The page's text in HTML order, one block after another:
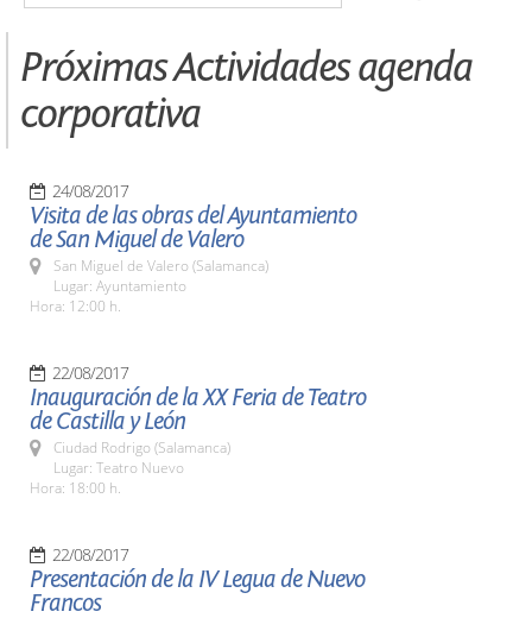
Próximas Actividades agenda
corporativa
24/08/2017
Visita de las obras del Ayuntamiento
de San Miguel de Valero
San Miguel de Valero (Salamanca)
Lugar: Ayuntamiento
Hora: 12:00 h.
22/08/2017
Inauguración de la XX Feria de Teatro
de Castilla y León
Ciudad Rodrigo (Salamanca)
Lugar: Teatro Nuevo
Hora: 18:00 h.
22/08/2017
Presentación de la IV Legua de Nuevo
Francos